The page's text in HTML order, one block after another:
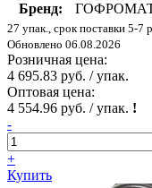
Бренд:
27 упак., срок поставки 5-7
Обновлено 06.08.2026
Розничная цена:
4 695.83 руб. / упак.
Оптовая цена:
4 554.96 руб. / упак. !
-
+
Купить